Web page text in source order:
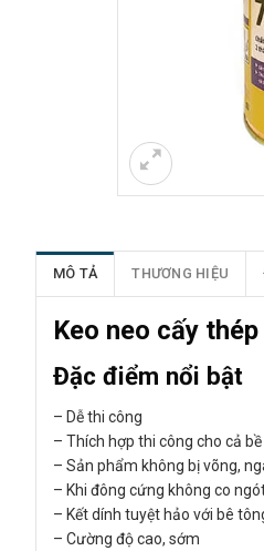
MÔ TẢ THƯƠNG HIỆU
Keo neo cấy
Đặc điểm nổi bật
– Dễ thi công
– Thích hợp thi công cho cả
– Sản phẩm không bị võng,
– Khi đông cứng không co
– Kết dính tuyệt hảo với bê
– Cường độ cao, sớm